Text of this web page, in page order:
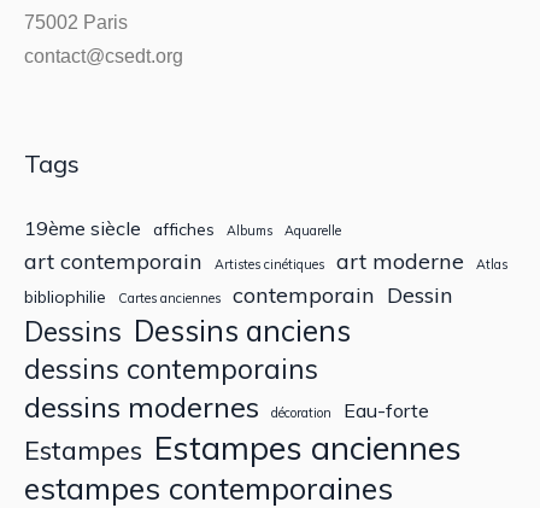
75002 Paris
contact@csedt.org
Tags
19ème siècle affiches Albums Aquarelle
art contemporain Artistes cinétiques art moderne Atlas
bibliophilie Cartes anciennes contemporain Dessin
Dessins Dessins anciens
dessins contemporains
dessins modernes décoration Eau-forte
Estampes Estampes anciennes
estampes contemporaines